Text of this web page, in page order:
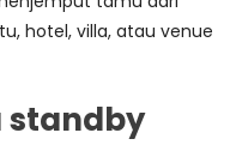
hotel, villa, atau venue
standby